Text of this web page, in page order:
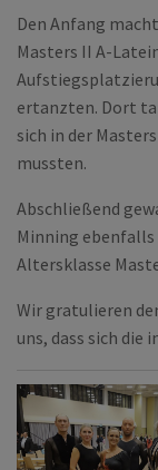
Den Anfang
Masters II A-
ertanzten. Dort
sich in der
mussten.
Abschließend
Minning
Altersklasse
Wir gratulieren
uns, dass sich